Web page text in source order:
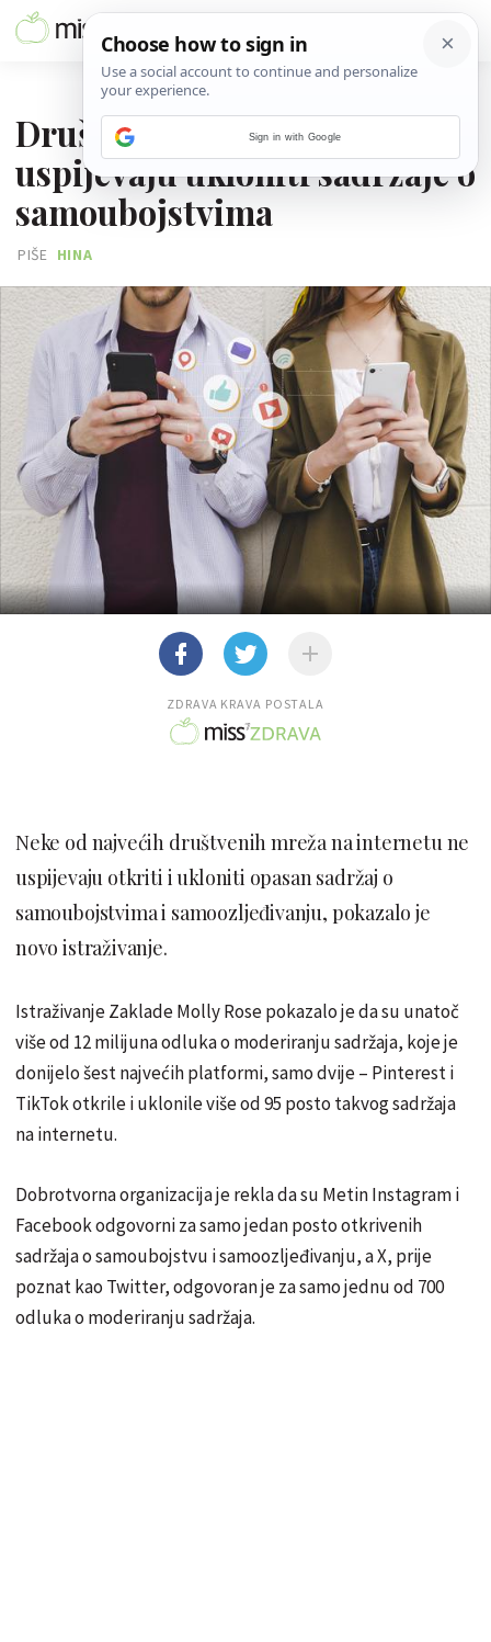
Društvene mreže ne
uspijevaju ukloniti sadržaje o
samoubojstvima
PIŠE HINA
ZDRAVA KRAVA POSTALA
Neke od najvećih društvenih mreža na internetu ne
uspijevaju otkriti i ukloniti opasan sadržaj o
samoubojstvima i samoozljeđivanju, pokazalo je
novo istraživanje.
Istraživanje Zaklade Molly Rose pokazalo je da su unatoč
više od 12 milijuna odluka o moderiranju sadržaja, koje je
donijelo šest najvećih platformi, samo dvije – Pinterest i
TikTok otkrile i uklonile više od 95 posto takvog sadržaja
na internetu.
Dobrotvorna organizacija je rekla da su Metin Instagram i
Facebook odgovorni za samo jedan posto otkrivenih
sadržaja o samoubojstvu i samoozljeđivanju, a X, prije
poznat kao Twitter, odgovoran je za samo jednu od 700
odluka o moderiranju sadržaja.
Sign in with Google